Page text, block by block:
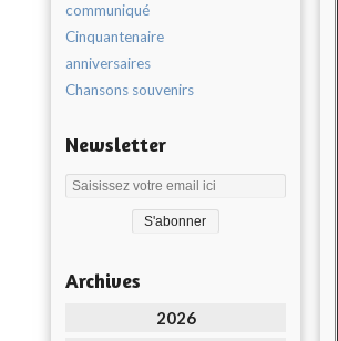
communiqué
Cinquantenaire
anniversaires
Chansons souvenirs
Newsletter
Archives
2026